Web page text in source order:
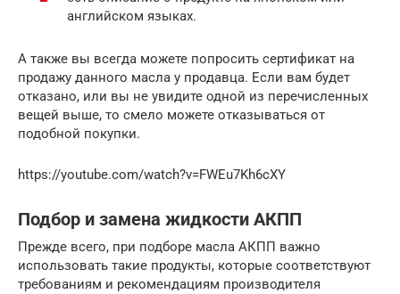
английском языках.
А также вы всегда можете попросить сертификат на
продажу данного масла у продавца. Если вам будет
отказано, или вы не увидите одной из перечисленных
вещей выше, то смело можете отказываться от
подобной покупки.
https://youtube.com/watch?v=FWEu7Kh6cXY
Подбор и замена жидкости АКПП
Прежде всего, при подборе масла АКПП важно
использовать такие продукты, которые соответствуют
требованиям и рекомендациям производителя